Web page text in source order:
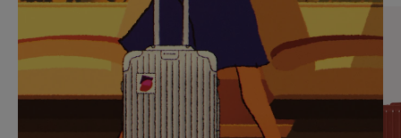
PAUSÁ-
LO
CLIQUE
PARA
ATIVÁ-
LO